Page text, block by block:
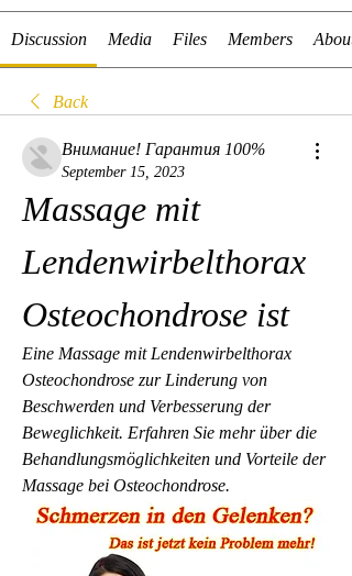
Discussion Media Files Members About
Back
Внимание! Гарантия 100%
September 15, 2023
Massage mit
Lendenwirbelthorax
Osteochondrose ist
Eine Massage mit Lendenwirbelthorax
Osteochondrose zur Linderung von
Beschwerden und Verbesserung der
Beweglichkeit. Erfahren Sie mehr über die
Behandlungsmöglichkeiten und Vorteile der
Massage bei Osteochondrose.